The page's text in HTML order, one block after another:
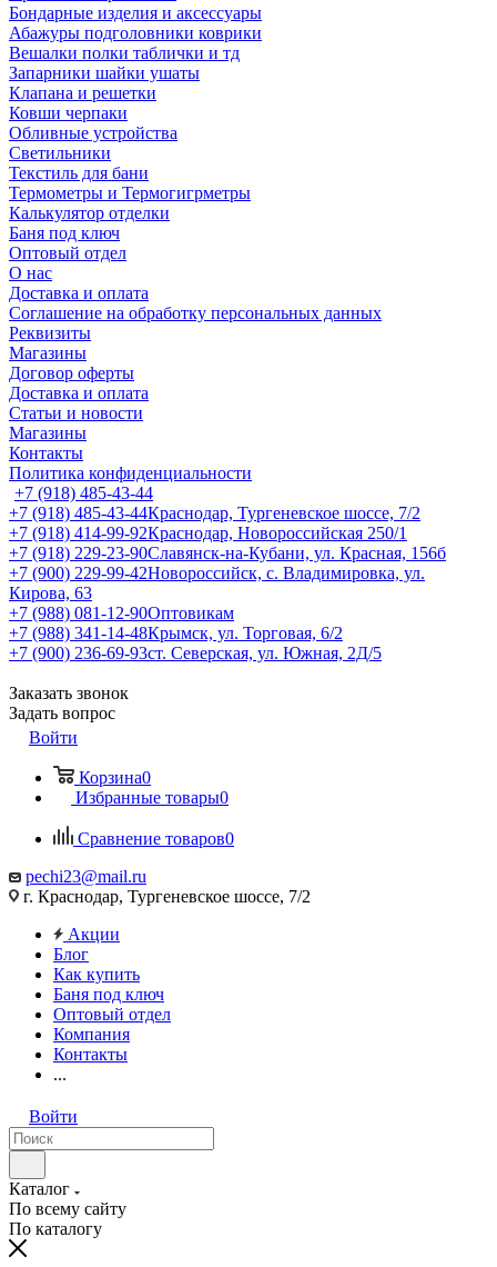
Бондарные изделия и аксессуары
Абажуры подголовники коврики
Вешалки полки таблички и тд
Запарники шайки ушаты
Клапана и решетки
Ковши черпаки
Обливные устройства
Светильники
Текстиль для бани
Термометры и Термогигрметры
Калькулятор отделки
Баня под ключ
Оптовый отдел
О нас
Доставка и оплата
Соглашение на обработку персональных данных
Реквизиты
Магазины
Договор оферты
Доставка и оплата
Статьи и новости
Магазины
Контакты
Политика конфиденциальности
+7 (918) 485-43-44
+7 (918) 485-43-44Краснодар, Тургеневское шоссе, 7/2
+7 (918) 414-99-92Краснодар, Новороссийская 250/1
+7 (918) 229-23-90Славянск-на-Кубани, ул. Красная, 156б
+7 (900) 229-99-42Новороссийск, с. Владимировка, ул.
Кирова, 63
+7 (988) 081-12-90Оптовикам
+7 (988) 341-14-48Крымск, ул. Торговая, 6/2
+7 (900) 236-69-93ст. Северская, ул. Южная, 2Д/5
Заказать звонок
Задать вопрос
Войти
Корзина0
Избранные товары0
Сравнение товаров0
pechi23@mail.ru
г. Краснодар, Тургеневское шоссе, 7/2
Акции
Блог
Как купить
Баня под ключ
Оптовый отдел
Компания
Контакты
...
Войти
Каталог
По всему сайту
По каталогу